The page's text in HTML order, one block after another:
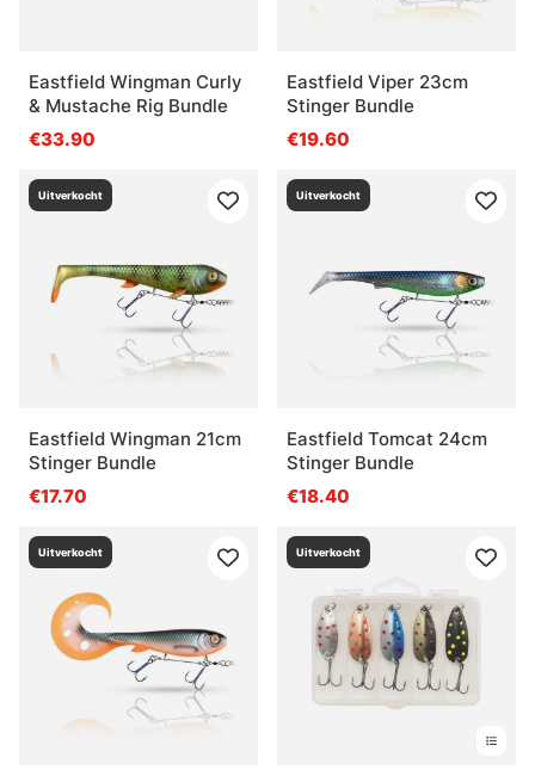
Eastfield Wingman Curly
& Mustache Rig Bundle
€33.90
Eastfield Viper 23cm
Stinger Bundle
€19.60
Uitverkocht
Eastfield Wingman 21cm
Stinger Bundle
€17.70
Uitverkocht
Eastfield Tomcat 24cm
Stinger Bundle
€18.40
Uitverkocht Uitverkocht